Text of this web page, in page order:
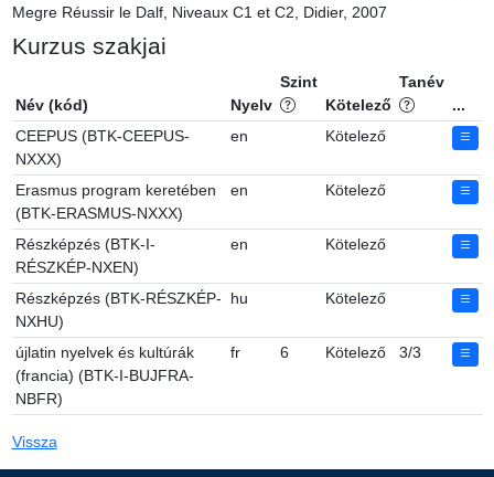
Megre Réussir le Dalf, Niveaux C1 et C2, Didier, 2007
Kurzus szakjai
Név (kód) Nyelv
Szint
Kötelező
Tanév
...
CEEPUS (BTK-CEEPUS-
NXXX)
en Kötelező
Erasmus program keretében
(BTK-ERASMUS-NXXX)
en Kötelező
Részképzés (BTK-I-
RÉSZKÉP-NXEN)
en Kötelező
Részképzés (BTK-RÉSZKÉP-
NXHU)
hu Kötelező
újlatin nyelvek és kultúrák
(francia) (BTK-I-BUJFRA-
NBFR)
fr 6 Kötelező 3/3
Vissza